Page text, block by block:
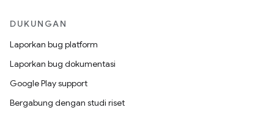
DUKUNGAN
Laporkan bug platform
Laporkan bug dokumentasi
Google Play support
Bergabung dengan studi riset